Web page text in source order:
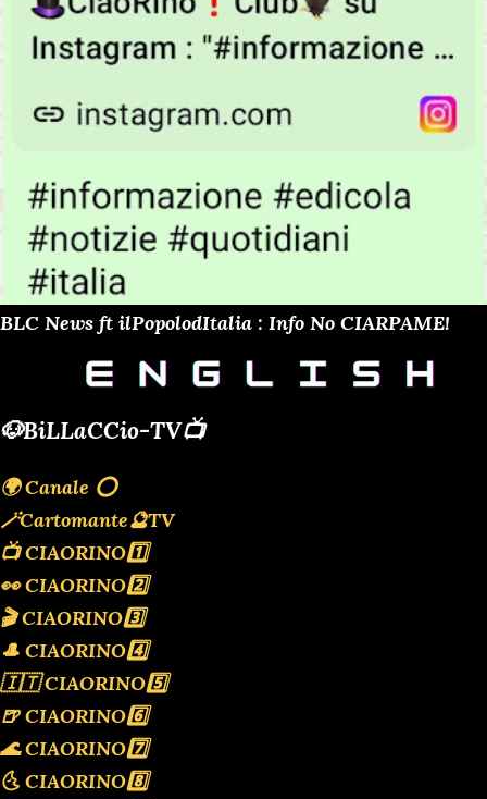
BLC News ft ilPopolodItalia : Info No CIARPAME!
🐶BiLLaCCio-TV📺
🌍 Canale ⭕️
🪄Cartomante🔮TV
📺 CIAORINO1️⃣
👀 CIAORINO2️⃣
🎬 CIAORINO3️⃣
🎩 CIAORINO4️⃣
🇮🇹 CIAORINO5️⃣
🍺 CIAORINO6️⃣
🌊 CIAORINO7️⃣
🌜 CIAORINO8️⃣